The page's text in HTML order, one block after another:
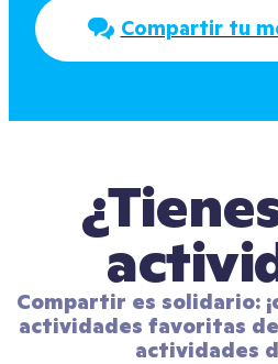
Compartir tu
Compartir es solidario:
actividades favoritas
actividades